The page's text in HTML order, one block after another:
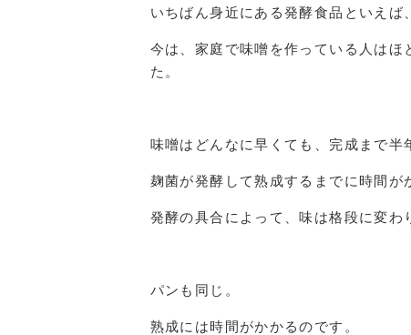
いちばん身近にある発酵食品といえば
今は、家庭で味噌を作っている人は
た。
味噌はどんなに早くても、完成まで半
麹菌が発酵して熟成するまでに時間が
発酵の具合によって、味は格段に変わ
パンも同じ。
熟成には時間がかかるのです。